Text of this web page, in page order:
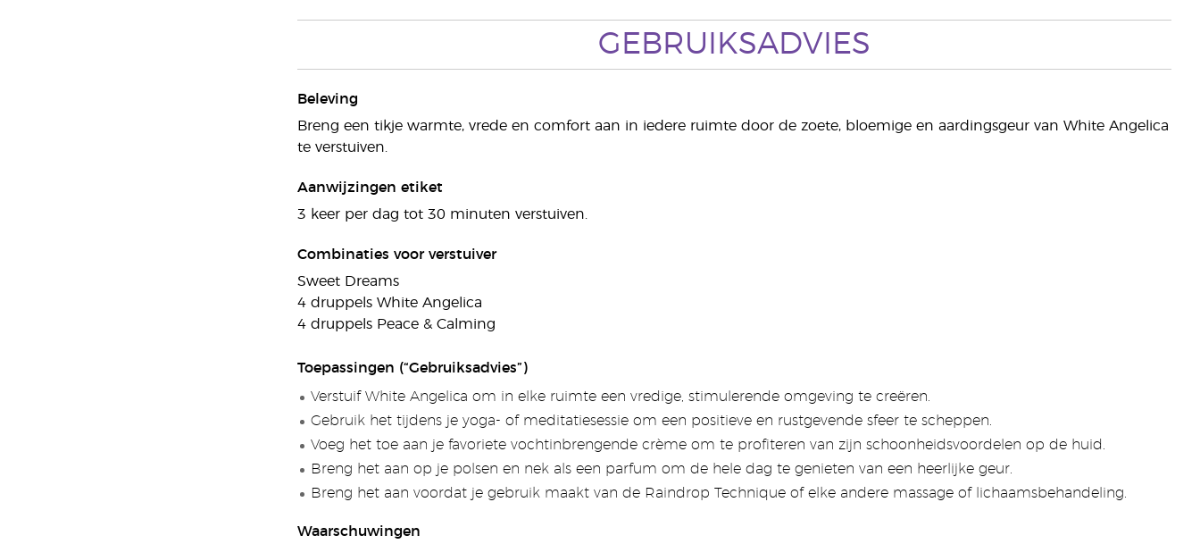
GEBRUIKSADVIES
Beleving
Breng een tikje warmte, vrede en comfort aan in iedere ruimte door de zoete, bloemige en aardingsgeur van White Angelica
te verstuiven.
Aanwijzingen etiket
3 keer per dag tot 30 minuten verstuiven.
Combinaties voor verstuiver
Sweet Dreams
4 druppels White Angelica
4 druppels Peace & Calming
Toepassingen (“Gebruiksadvies”)
Verstuif White Angelica om in elke ruimte een vredige, stimulerende omgeving te creëren.
Gebruik het tijdens je yoga- of meditatiesessie om een positieve en rustgevende sfeer te scheppen.
Voeg het toe aan je favoriete vochtinbrengende crème om te profiteren van zijn schoonheidsvoordelen op de huid.
Breng het aan op je polsen en nek als een parfum om de hele dag te genieten van een heerlijke geur.
Breng het aan voordat je gebruik maakt van de Raindrop Technique of elke andere massage of lichaamsbehandeling.
Waarschuwingen